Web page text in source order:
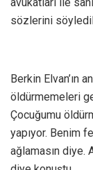
sözlerini
Berkin Elvan’ın
öldürmemeleri
Çocuğumu
yapıyor. Benim
ağlamasın diye.